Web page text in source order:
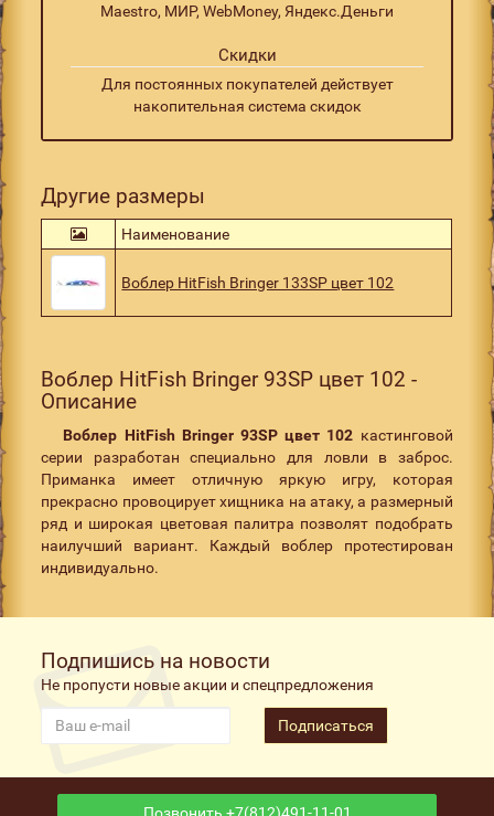
Maestro, МИР, WebMoney, Яндекс.Деньги
Скидки
Для постоянных покупателей действует
накопительная система скидок
Другие размеры
Наименование
Воблер HitFish Bringer 133SP цвет 102
Воблер HitFish Bringer 93SP цвет 102 -
Описание
Воблер HitFish Bringer 93SP цвет 102 кастинговой
серии разработан специально для ловли в заброс.
Приманка имеет отличную яркую игру, которая
прекрасно провоцирует хищника на атаку, а размерный
ряд и широкая цветовая палитра позволят подобрать
наилучший вариант. Каждый воблер протестирован
индивидуально.
Подпишись на новости
Не пропусти новые акции и спецпредложения
Подписаться